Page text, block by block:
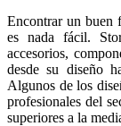
Encontrar un buen
es nada fácil.
accesorios,
desde su diseño
Algunos de los
profesionales del
superiores a la